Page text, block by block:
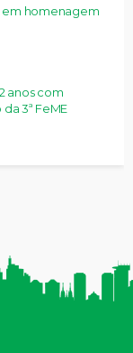
em homenagem
anos com
3ª FeME